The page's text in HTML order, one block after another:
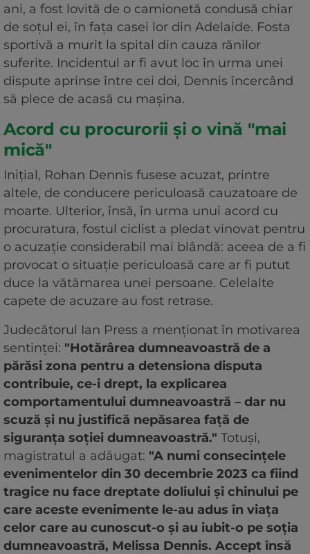
ani, a fost lovită de o camionetă condusă chiar
de soțul ei, în fața casei lor din Adelaide. Fosta
sportivă a murit la spital din cauza rănilor
suferite. Incidentul ar fi avut loc în urma unei
dispute aprinse între cei doi, Dennis încercând
să plece de acasă cu mașina.
Acord cu procurorii și o vină "mai
mică"
Inițial, Rohan Dennis fusese acuzat, printre
altele, de conducere periculoasă cauzatoare de
moarte. Ulterior, însă, în urma unui acord cu
procuratura, fostul ciclist a pledat vinovat pentru
o acuzație considerabil mai blândă: aceea de a fi
provocat o situație periculoasă care ar fi putut
duce la vătămarea unei persoane. Celelalte
capete de acuzare au fost retrase.
Judecătorul Ian Press a menționat în motivarea
sentinței: "Hotărârea dumneavoastră de a
părăsi zona pentru a detensiona disputa
contribuie, ce-i drept, la explicarea
comportamentului dumneavoastră – dar nu
scuză și nu justifică nepăsarea față de
siguranța soției dumneavoastră." Totuși,
magistratul a adăugat: "A numi consecințele
evenimentelor din 30 decembrie 2023 ca fiind
tragice nu face dreptate doliului și chinului pe
care aceste evenimente le-au adus în viața
celor care au cunoscut-o și au iubit-o pe soția
dumneavoastră, Melissa Dennis. Accept însă